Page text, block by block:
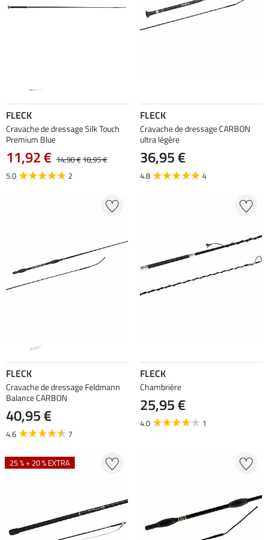
FLECK
Cravache de dressage Silk Touch
Premium Blue
11,92 € 14,90 €18,95 €
5.0
2
FLECK
Cravache de dressage CARBON
ultra légère
36,95 €
4.8 4
FLECK
Cravache de dressage Feldmann
Balance CARBON
40,95 €
4.6 7
FLECK
Chambrière
25,95 €
4.0 1
25 % + 20 % EXTRA